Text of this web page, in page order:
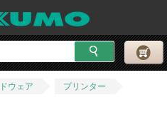
ウェア
プリンター